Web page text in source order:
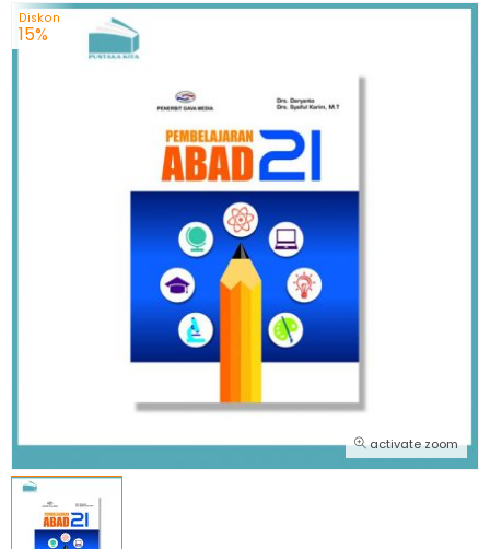
activate zoom
Diskon
15%